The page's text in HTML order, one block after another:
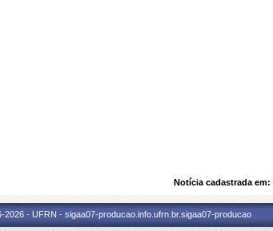
Notícia cadastrada em:
- UFRN - sigaa07-producao.info.ufrn.br.sigaa07-producao